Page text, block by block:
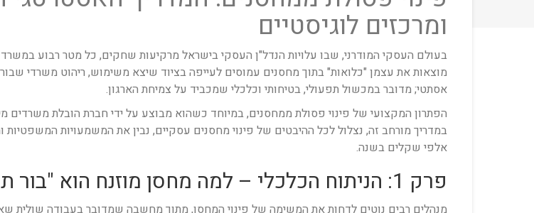
ומרכזים לוגיסטיים
בעולם העסקי המודרני, שבו עלויות הנדל"ן העסקי בישראל מרקיעות שחקים, כל מטר רבוע
מוצאות את עצמן "כלואות" בתוך מחסנים עמוסים לעייפה בציוד שיצא משימוש, ריהוט משרדי
אסתטי; מדובר במכשול תפעולי, בטיחותי וכלכלי שמכביד על צמיחת הארגון.
הפתרון המקצועי של פינוי פסולת ממחסנים, במיוחד כשהוא מבוצע על ידי חברת הובלת משרדים
במדריך מורחב זה, נצלול לכל ההיבטים של פינוי מחסנים עסקיים, נבין את המשמעויות המשפטיות
אלפי שקלים בשנה.
פרק 1: הניתוח הכלכלי – למה מחסן מוזנח הוא "בור תקציבי"?
מנהלים רבים נוטים לדחות את המשימה של פינוי המחסן, מתוך מחשבה שמדובר בעבודה שולית